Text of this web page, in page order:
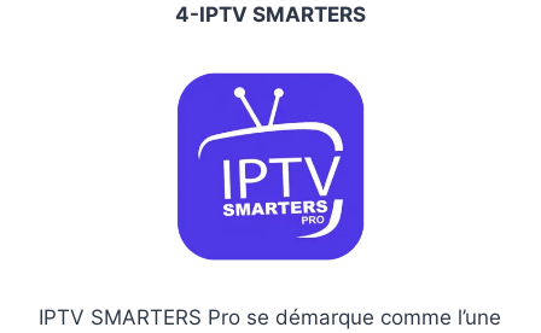
4-IPTV SMARTERS
IPTV SMARTERS Pro se démarque comme l’une